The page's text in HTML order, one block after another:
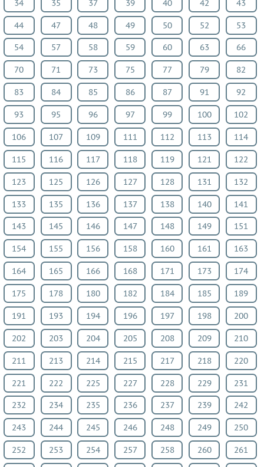
Алгебра
Геометрия
Физика
Химия
Немецкий
язык
Белорусский
язык
Французский
язык
Биология
История
Информатика
ОБЖ
География
Литература
Обществознание
Мед.
подготовка
Испанский
язык
Кубановедение
Казахский
язык
ВИДЕОРЕШЕНИЯ
34 35 37 39 40 42 43
44 47 48 49 50 52 53
54 57 58 59 60 63 66
70 71 73 75 77 79 82
83 84 85 86 87 91 92
93 95 96 97 99 100 102
106 107 109 111 112 113 114
115 116 117 118 119 121 122
123 125 126 127 128 131 132
133 135 136 137 138 140 141
143 145 146 147 148 149 151
154 155 156 158 160 161 163
164 165 166 168 171 173 174
175 178 180 182 184 185 189
191 193 194 196 197 198 200
202 203 204 205 208 209 210
211 213 214 215 217 218 220
221 222 225 227 228 229 231
232 234 235 236 237 239 242
243 244 245 246 248 249 250
252 253 254 257 258 260 261